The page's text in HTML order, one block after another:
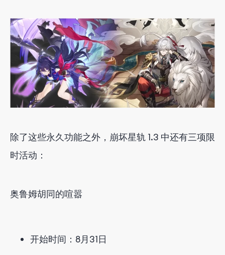
除了这些永久功能之外，崩坏星轨 1.3 中还有三项限
时活动：
奥鲁姆胡同的喧嚣
开始时间：8月31日